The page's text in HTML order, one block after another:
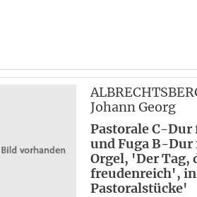
Johann Georg
Pastorale C-Dur
und Fuga B-Dur
Orgel, 'Der Tag,
freudenreich',
Pastoralstücke'